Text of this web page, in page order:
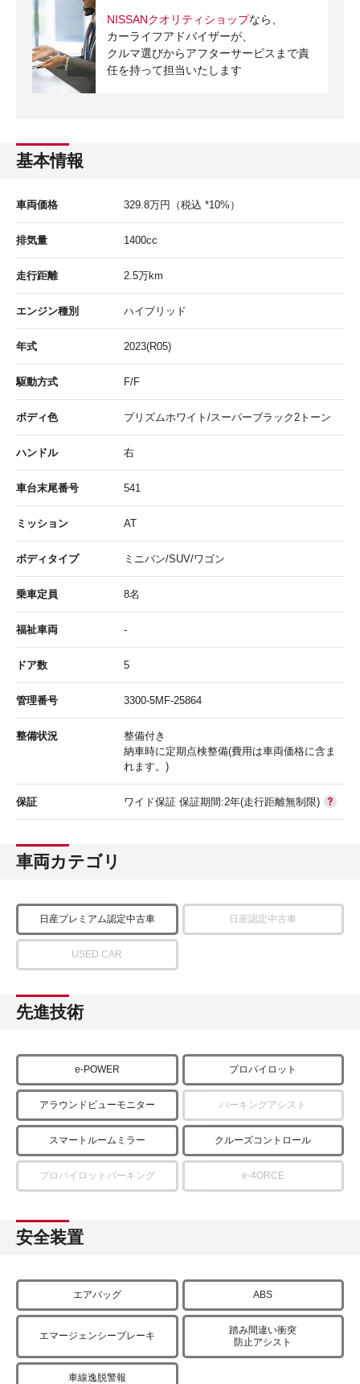
NISSANクオリティショップなら、
カーライフアドバイザーが、
クルマ選びからアフターサービスまで責
任を持って担当いたします
基本情報
車両価格 329.8万円 （税込 *10%）
排気量 1400cc
走行距離 2.5万km
エンジン種別 ハイブリッド
年式 2023(R05)
駆動方式 F/F
ボディ色 プリズムホワイト/スーパーブラック2トーン
ハンドル 右
車台末尾番号 541
ミッション AT
ボディタイプ ミニバン/SUV/ワゴン
乗車定員 8名
福祉車両 -
ドア数 5
管理番号 3300-5MF-25864
整備状況
整備付き
納車時に定期点検整備(費用は車両価格に含ま
れます。)
保証 ワイド保証 保証期間:2年(走行距離無制限)
車両カテゴリ
日産プレミアム認定中古車 日産認定中古車
USED CAR
先進技術
e-POWER プロパイロット
アラウンドビューモニター パーキングアシスト
スマートルームミラー クルーズコントロール
プロパイロットパーキング e-4ORCE
安全装置
エアバッグ ABS
エマージェンシーブレーキ
踏み間違い衝突
防止アシスト
車線逸脱警報